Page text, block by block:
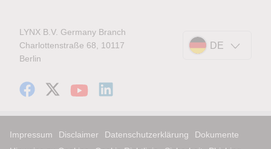
LYNX B.V. Germany Branch
Charlottenstraße 68, 10117
Berlin
DE
Impressum Disclaimer Datenschutzerklärung
Dokumente